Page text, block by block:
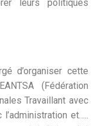
leurs politiques
d’organiser cette
(Fédération
Travaillant avec
et…..